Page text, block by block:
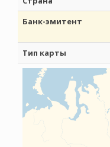
Банк-эмитент
Тип карты